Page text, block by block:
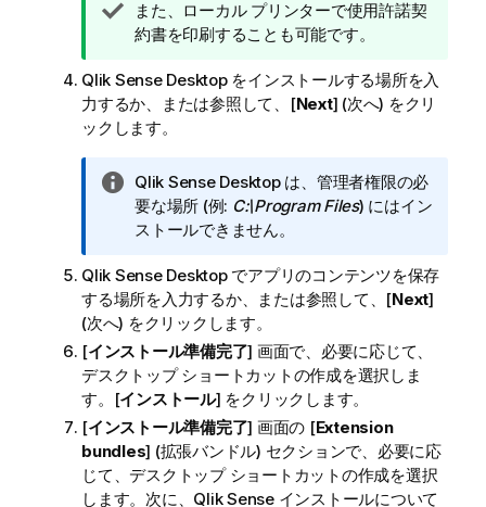
ヒ
ン
メ
モ
また、ローカル プリンターで使用許諾契
約書を印刷することも可能です。
Qlik Sense Desktopをインストールする場所を入
力するか、または参照して、[Next] (次へ) をクリ
ックします。
情
報
メ
Qlik Sense Desktopは、管理者権限の必
要な場所 (例: C:\Program Files) にはイン
ストールできません。
Qlik Sense Desktopでアプリのコンテンツを保存
する場所を入力するか、または参照して、[Next]
(次へ) をクリックします。
[インストール準備完了] 画面で、必要に応じて、
デスクトップ ショートカットの作成を選択しま
す。[インストール] をクリックします。
[インストール準備完了] 画面の [Extension
bundles] (拡張バンドル) セクションで、必要に応
じて、デスクトップ ショートカットの作成を選択
します。次に、 Qlik Senseインストールについて